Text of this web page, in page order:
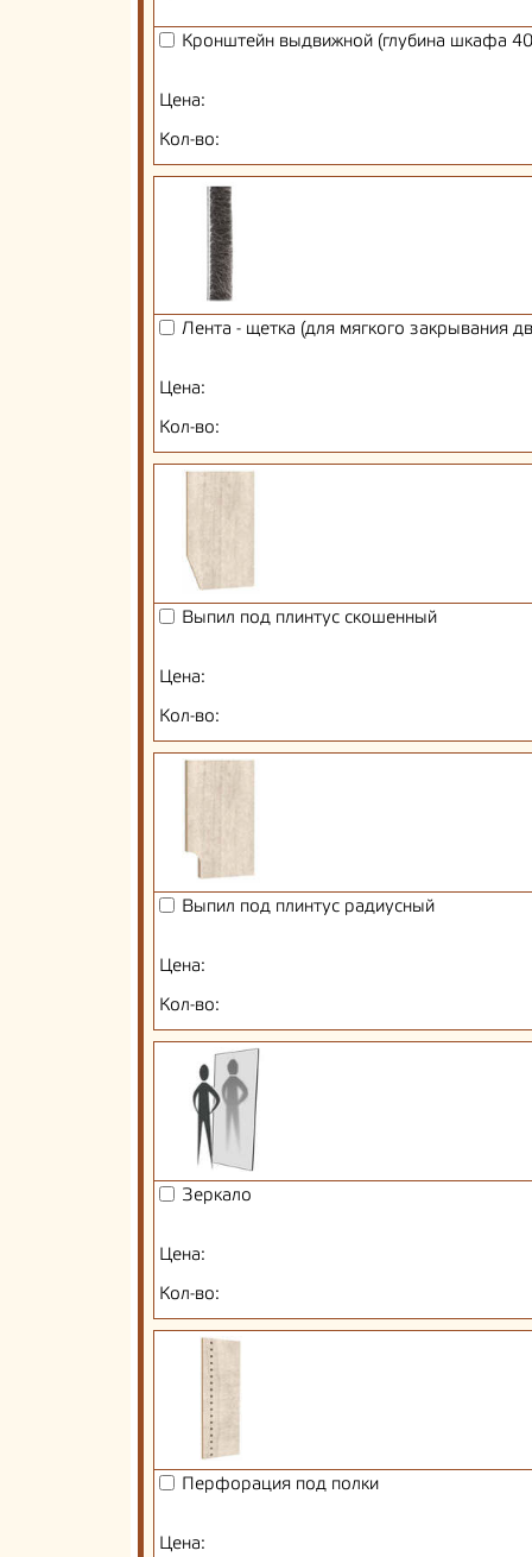
Кронштейн выдвижной (глубина шкафа
Цена:
Кол-во:
Лента - щетка (для мягкого закрывания
Цена:
Кол-во:
Выпил под плинтус скошенный
Цена:
Кол-во:
Выпил под плинтус радиусный
Цена:
Кол-во:
Зеркало
Цена:
Кол-во:
Перфорация под полки
Цена: